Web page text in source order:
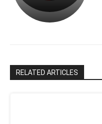
పాపం
రామ్
RELATED ARTICLES